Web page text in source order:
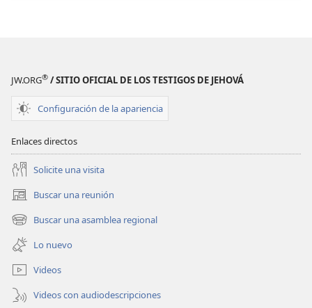
JW.ORG® / SITIO OFICIAL DE LOS TESTIGOS DE JEHOVÁ
Configuración de la apariencia
Enlaces directos
Solicite una visita
Buscar una reunión
(abre
una
nueva
ventana)
Buscar una asamblea regional
(abre
una
nueva
ventana)
Lo nuevo
Videos
Videos con audiodescripciones